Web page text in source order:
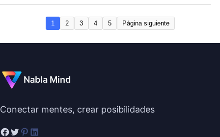
1 2 3 4 5 Página siguiente
Nabla Mind
Conectar mentes, crear posibilidades